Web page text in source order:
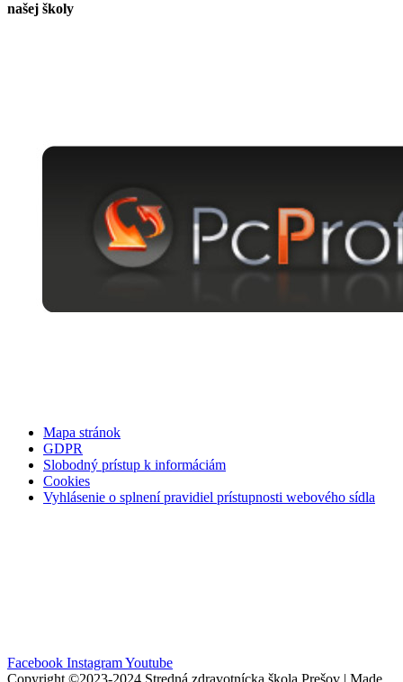
našej školy
Mapa stránok
GDPR
Slobodný prístup k informáciám
Cookies
Vyhlásenie o splnení pravidiel prístupnosti webového sídla
Facebook InstagramYoutube
Copyright ©2023-2024 Stredná zdravotnícka škola Prešov | Made